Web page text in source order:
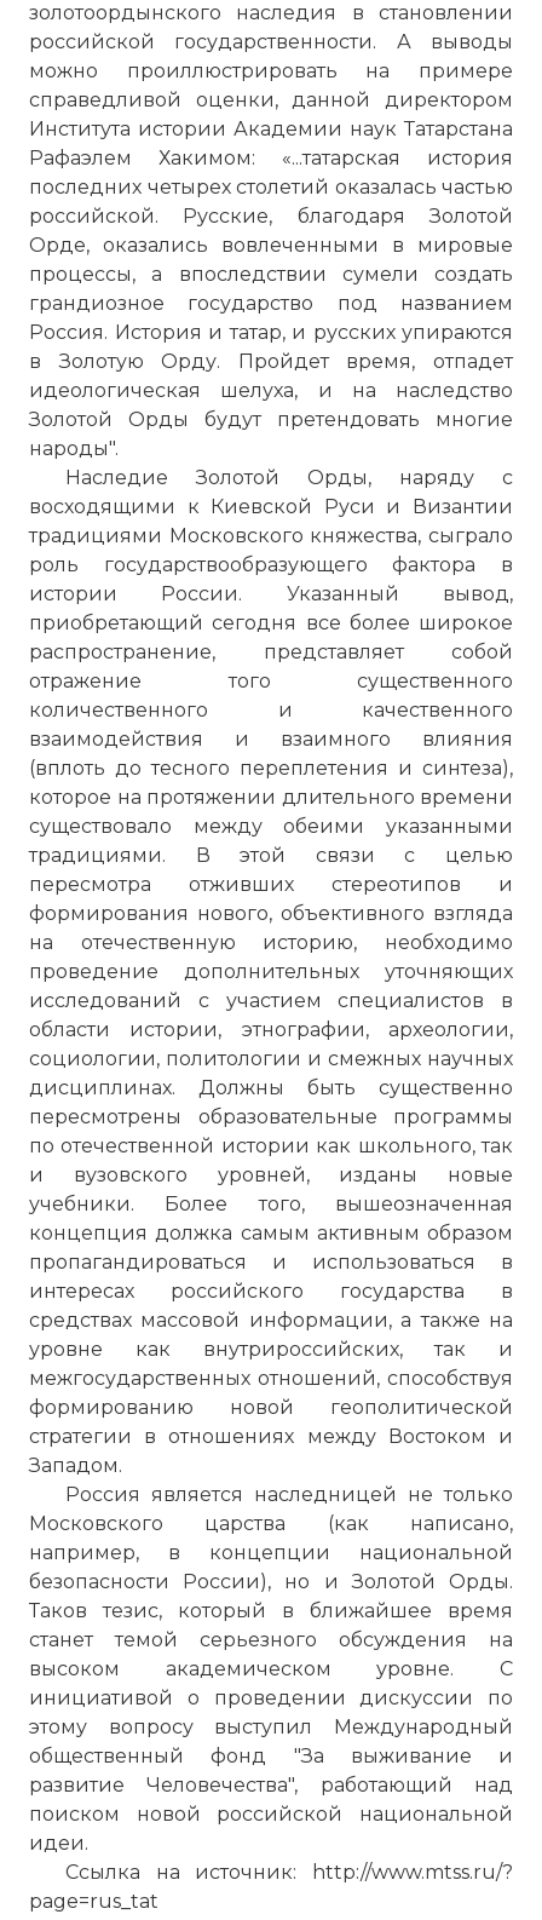
золотоордынского наследия в становлении
российской государственности. А выводы
можно проиллюстрировать на примере
справедливой оценки, данной директором
Института истории Академии наук Татарстана
Рафаэлем Хакимом: «...татарская история
последних четырех столетий оказалась частью
российской. Русские, благодаря Золотой
Орде, оказались вовлеченными в мировые
процессы, а впоследствии сумели создать
грандиозное государство под названием
Россия. История и татар, и русских упираются
в Золотую Орду. Пройдет время, отпадет
идеологическая шелуха, и на наследство
Золотой Орды будут претендовать многие
народы".
Наследие Золотой Орды, наряду с
восходящими к Киевской Руси и Византии
традициями Московского княжества, сыграло
роль государствообразующего фактора в
истории России. Указанный вывод,
приобретающий сегодня все более широкое
распространение, представляет собой
отражение того существенного
количественного и качественного
взаимодействия и взаимного влияния
(вплоть до тесного переплетения и синтеза),
которое на протяжении длительного времени
существовало между обеими указанными
традициями. В этой связи с целью
пересмотра отживших стереотипов и
формирования нового, объективного взгляда
на отечественную историю, необходимо
проведение дополнительных уточняющих
исследований с участием специалистов в
области истории, этнографии, археологии,
социологии, политологии и смежных научных
дисциплинах. Должны быть существенно
пересмотрены образовательные программы
по отечественной истории как школьного, так
и вузовского уровней, изданы новые
учебники. Более того, вышеозначенная
концепция должка самым активным образом
пропагандироваться и использоваться в
интересах российского государства в
средствах массовой информации, а также на
уровне как внутрироссийских, так и
межгосударственных отношений, способствуя
формированию новой геополитической
стратегии в отношениях между Востоком и
Западом.
Россия является наследницей не только
Московского царства (как написано,
например, в концепции национальной
безопасности России), но и Золотой Орды.
Таков тезис, который в ближайшее время
станет темой серьезного обсуждения на
высоком академическом уровне. С
инициативой о проведении дискуссии по
этому вопросу выступил Международный
общественный фонд "За выживание и
развитие Человечества", работающий над
поиском новой российской национальной
идеи.
Ссылка на источник: http://www.mtss.ru/?
page=rus_tat